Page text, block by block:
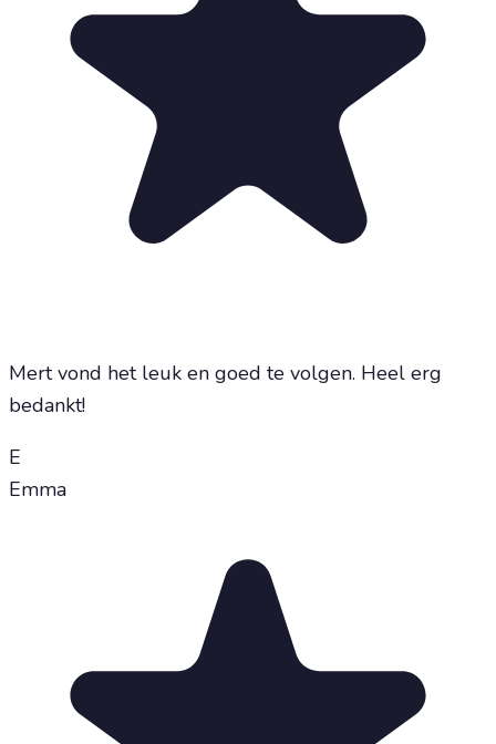
Mert vond het leuk en goed te volgen. Heel erg
bedankt!
E
Emma